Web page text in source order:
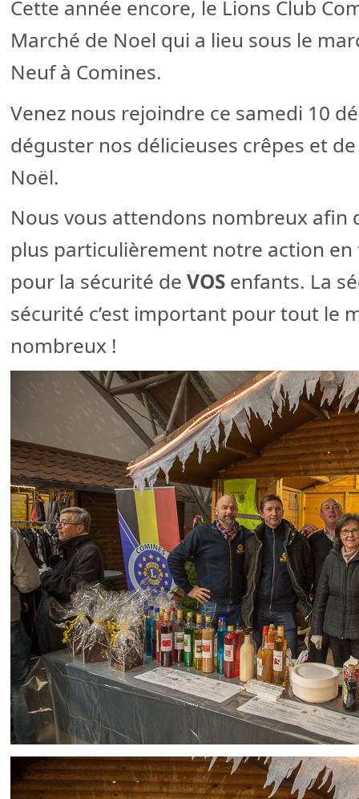
Cette année encore, le Lions Club
Marché de Noel qui a lieu sous le
Neuf à Comines.
Venez nous rejoindre ce samedi 10
déguster nos délicieuses crêpes et
Noël.
Nous vous attendons nombreux afin
plus particulièrement notre action en
pour la sécurité de VOS enfants. La
sécurité c’est important pour tout le
nombreux !